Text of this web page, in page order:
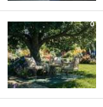
0